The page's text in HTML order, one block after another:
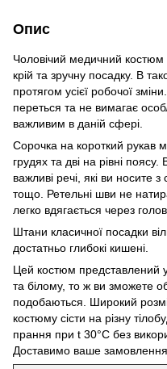
Опис
Чоловічий медичний костюм
крій та зручну посадку. В
протягом усієї робочої
переться та не вимагає
важливим в даній сфері.
Сорочка на короткий рукав
грудях та дві на рівні
важливі речі, які ви носите
тощо. Ретельні шви не
легко вдягається через
Штани класичної посадки
достатньо глибокі кишені.
Цей костюм представлений
та білому, то ж ви зможете
подобаються. Широкий
костюму сісти на різну
прання при t 30°C без
Доставимо ваше замовлення